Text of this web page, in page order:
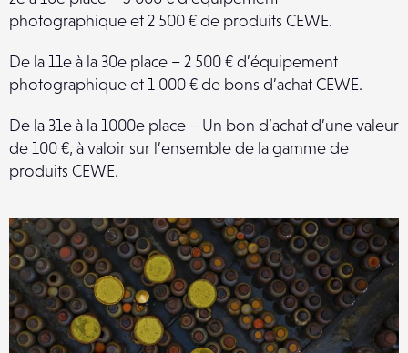
photographique et 2 500 € de produits CEWE.
De la 11e à la 30e place – 2 500 € d’équipement
photographique et 1 000 € de bons d’achat CEWE.
De la 31e à la 1000e place – Un bon d’achat d’une valeur
de 100 €, à valoir sur l’ensemble de la gamme de
produits CEWE.